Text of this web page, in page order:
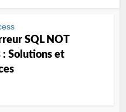
SQL NOT
: Solutions et